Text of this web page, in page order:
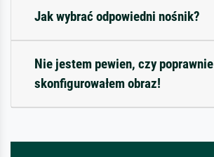
Jak wybrać odpowiedni nośnik?
Nie jestem pewien, czy poprawnie
skonfigurowałem obraz!